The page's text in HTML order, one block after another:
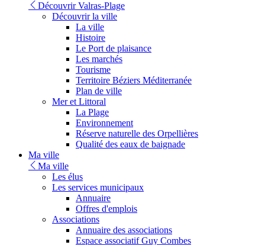
Découvrir Valras-Plage
Découvrir la ville
La ville
Histoire
Le Port de plaisance
Les marchés
Tourisme
Territoire Béziers Méditerranée
Plan de ville
Mer et Littoral
La Plage
Environnement
Réserve naturelle des Orpellières
Qualité des eaux de baignade
Ma ville
Ma ville
Les élus
Les services municipaux
Annuaire
Offres d'emplois
Associations
Annuaire des associations
Espace associatif Guy Combes